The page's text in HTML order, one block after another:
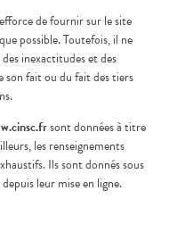
de fournir sur le site
possible. Toutefois, il ne
inexactitudes et des
son fait ou du fait des tiers
sont données à titre
les renseignements
Ils sont donnés sous
leur mise en ligne.